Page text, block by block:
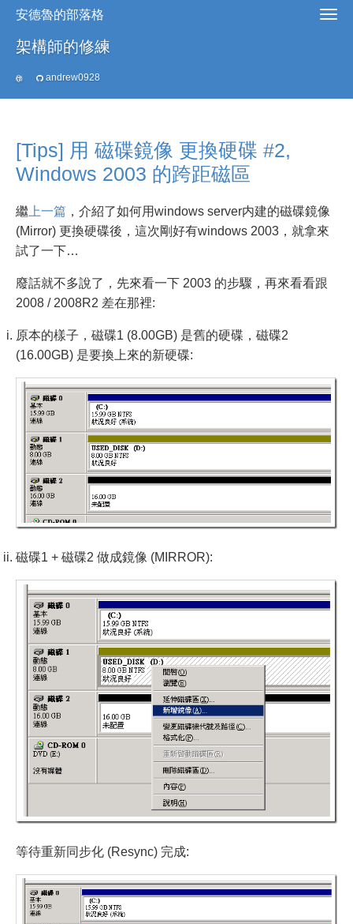
安德魯的部落格
架構師的修練
andrew0928
[Tips] 用 磁碟鏡像 更換硬碟 #2,
Windows 2003 的跨距磁區
繼 上一篇 ，介紹了如何用windows server内建的磁碟鏡像
(Mirror) 更換硬碟後，這次剛好有windows 2003，就拿來
試了一下…
廢話就不多說了，先來看一下 2003 的步驟，再來看看跟
2008 / 2008R2 差在那裡:
原本的樣子，磁碟1 (8.00GB) 是舊的硬碟，磁碟2
(16.00GB) 是要換上來的新硬碟:
磁碟1 + 磁碟2 做成鏡像 (MIRROR):
等待重新同步化 (Resync) 完成: